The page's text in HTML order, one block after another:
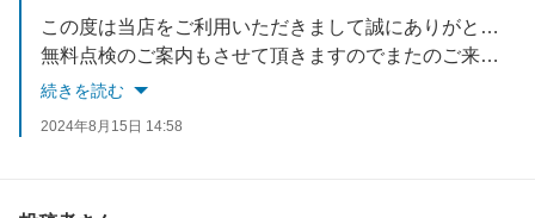
この度は当店をご利用いただきまして誠にありがとうございました。
無料点検のご案内もさせて頂きますのでまたのご来店をお待ちしております。
続きを読む
2024年8月15日 14:58